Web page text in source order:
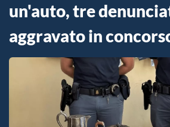
un'auto, tre
aggravato in